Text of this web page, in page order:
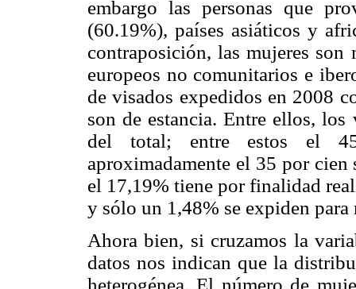
embargo las personas que
(60.19%), países asiáticos y
contraposición, las mujeres son
europeos no comunitarios e
de visados expedidos en 2008
son de estancia. Entre ellos,
del total; entre estos el
aproximadamente el 35 por
el 17,19% tiene por finalidad
y sólo un 1,48% se expiden
Ahora bien, si cruzamos la
datos nos indican que la
heterogénea. El número de